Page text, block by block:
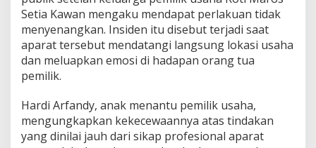
m
i
i
k
h
a
R
Setia Kawan mengaku mendapat perlakuan tidak
menyenangkan. Insiden itu disebut terjadi saat
aparat tersebut mendatangi langsung lokasi usaha
dan meluapkan emosi di hadapan orang tua
pemilik.
Hardi Arfandy, anak menantu pemilik usaha,
mengungkapkan kekecewaannya atas tindakan
yang dinilai jauh dari sikap profesional aparat